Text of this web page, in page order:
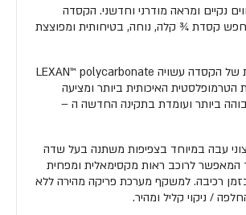
נקיים ומראה מודרני וחדשני. הקסדה
קסדת ¾ קלה, נוחה, בטיחותית ומפוצצת
המעטפת החיצונית של הקסדה עשויה LEXAN™ polycarbonate
האיכותית ביותר ומציעה
ביותר ועומדת בתקינה החדשה ה –
עבה במיוחד בצפיפות משתנה בעל שדה
המאפשר לרוכב ראות מקסימאלית ומפחית
בזמן רכיבה. למשקף מערכת פריקה מהירה ללא
/ ניקוי קליל ומהיר.